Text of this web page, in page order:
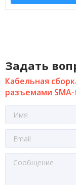
Задать
Кабельная
разъемами